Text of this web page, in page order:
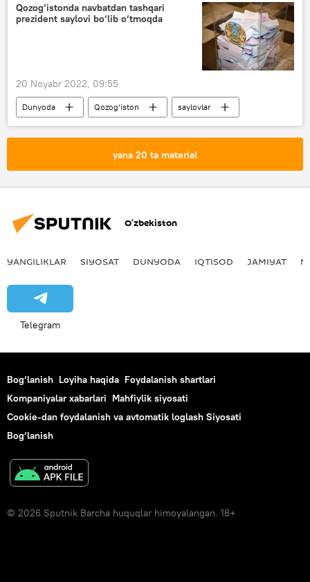
Qozog‘istonda navbatdan tashqari
prezident saylovi bo‘lib o‘tmoqda
20 Noyabr 2022, 09:55
Dunyoda Qozog‘iston saylovlar
yana 20 ta material
O‘zbekiston
YANGILIKLAR SIYOSAT DUNYODA IQTISOD JAMIYAT
Telegram
Bog‘lanish Loyiha haqida Foydalanish shartlari
Kompaniyalar xabarlari Mahfiylik siyosati
Cookie-dan foydalanish va avtomatik loglash Siyosati
Bog‘lanish
© 2026 Sputnik Barcha huquqlar himoyalangan. 18+